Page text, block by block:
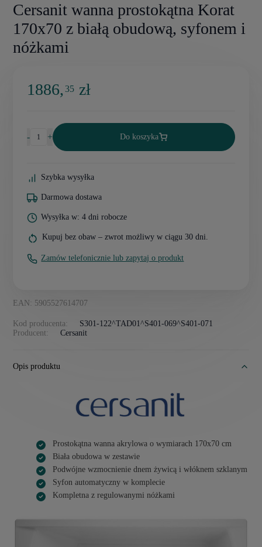
Cersanit wanna prostokątna Korat
170x70 z białą obudową, syfonem i
nóżkami
EAN: 5905527614707
Kod producenta:
S301-122^TAD01^S401-069^S401-071
Producent:
Cersanit
1886,35 zł
- + Do koszyka
Szybka wysyłka
Darmowa dostawa
Wysyłka w: 4 dni robocze
Kupuj bez obaw – zwrot możliwy w ciągu 30 dni.
Zamów telefonicznie lub zapytaj o produkt
Opis produktu
Prostokątna wanna akrylowa o wymiarach 170x70 cm
Biała obudowa w zestawie
Podwójne wzmocnienie dnem żywicą i włóknem szklanym
Syfon automatyczny w komplecie
Kompletna z regulowanymi nóżkami